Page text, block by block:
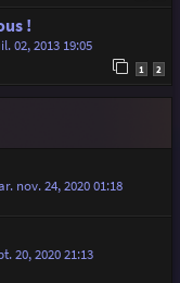
!
02, 2013 19:05
1 2
nov. 24, 2020 01:18
20, 2020 21:13